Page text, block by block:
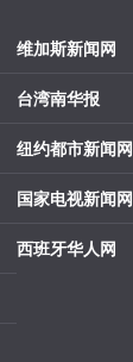
维加斯新闻网
台湾南华报
纽约都市新闻网
国家电视新闻网
西班牙华人网